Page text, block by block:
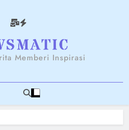
Memberi Inspirasi